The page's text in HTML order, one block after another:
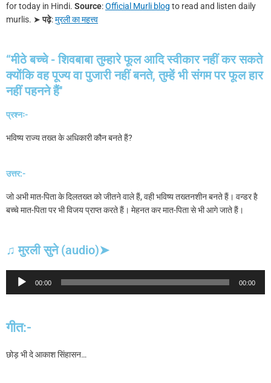
for today in Hindi. Source:Official Murli blog to read and listen daily
murlis. ➤पढ़े:मुरली का महत्त्व
“मीठे बच्चे - शिवबाबा तुम्हारे फूल आदि स्वीकार नहीं कर सकते
क्योंकि वह पूज्य वा पुजारी नहीं बनते, तुम्हें भी संगम पर फूल हार
नहीं पहनने हैं''
प्रश्नः-
भविष्य राज्य तख्त के अधिकारी कौन बनते हैं?
उत्तर:-
जो अभी मात-पिता के दिलतख्त को जीतने वाले हैं, वही भविष्य तख्तनशीन बनते हैं। वन्डर है
बच्चे मात-पिता पर भी विजय प्राप्त करते हैं। मेहनत कर मात-पिता से भी आगे जाते हैं।
♫ मुरली सुने (audio)➤
Audio
Player
00:00 00:00
गीत:-
छोड़ भी दे आकाश सिंहासन…